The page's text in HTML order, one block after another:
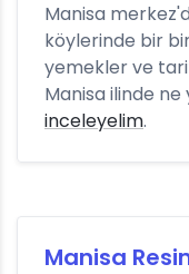
Manisa
köylerinde bir
yemekler ve
Manisa ilinde
inceleyelim.
Manisa